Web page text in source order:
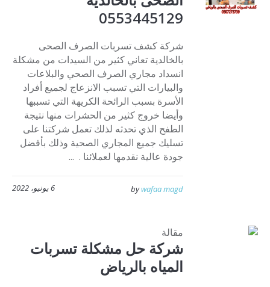
0553445129
شركة كشف تسربات الصرف الصحى
بالخالدية تعاني كثير من السيدات من مشكلة
انسداد مجاري الصرف الصحي والبلاعات
والبيارات التي تسبب الانزعاج لجميع أفراد
الأسرة بسبب الرائحة الكريهة التي تسببها
وأيضا خروج كثير من الحشرات منها نتيجة
الطفح الذي تحدثه لذلك تعمل شركتنا على
تسليك جميع المجاري الصحية وذلك بأفضل
جودة عالية نقدمها لعملائنا . ...
6 يونيو، 2022 bywafaa magd
مقالة
شركة حل مشكلة تسربات
المياه بالرياض